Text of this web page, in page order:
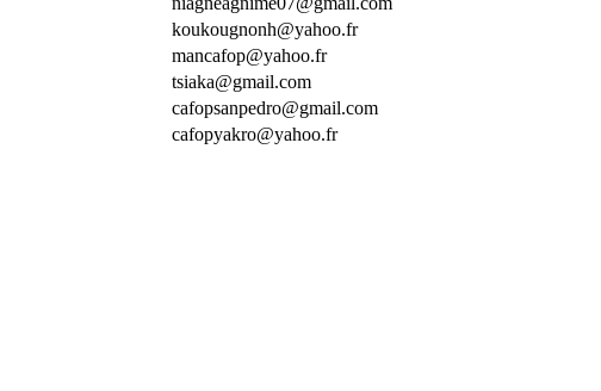
koukougnonh@yahoo.fr
mancafop@yahoo.fr
tsiaka@gmail.com
cafopsanpedro@gmail.com
cafopyakro@yahoo.fr